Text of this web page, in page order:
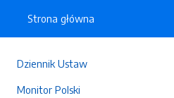
Dziennik Ustaw
Monitor Polski
Strona główna